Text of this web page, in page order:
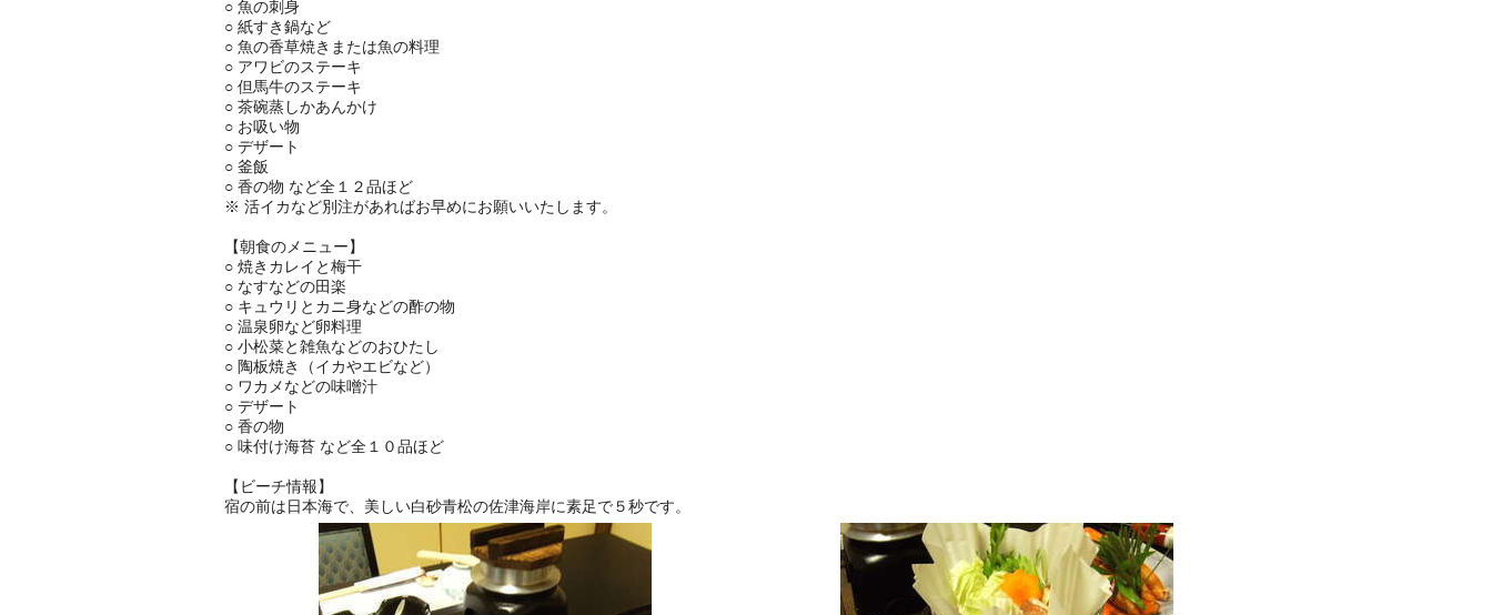
○ 魚の刺身
○ 紙すき鍋など
○ 魚の香草焼きまたは魚の料理
○ アワビのステーキ
○ 但馬牛のステーキ
○ 茶碗蒸しかあんかけ
○ お吸い物
○ デザート
○ 釜飯
○ 香の物 など全１２品ほど
※ 活イカなど別注があればお早めにお願いいたします。
【朝食のメニュー】
○ 焼きカレイと梅干
○ なすなどの田楽
○ キュウリとカニ身などの酢の物
○ 温泉卵など卵料理
○ 小松菜と雑魚などのおひたし
○ 陶板焼き（イカやエビなど）
○ ワカメなどの味噌汁
○ デザート
○ 香の物
○ 味付け海苔 など全１０品ほど
【ビーチ情報】
宿の前は日本海で、美しい白砂青松の佐津海岸に素足で５秒です。